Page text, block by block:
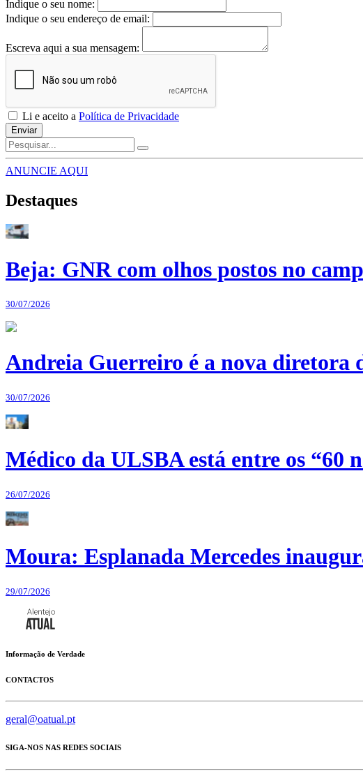
Indique o seu nome:
Indique o seu endereço de email:
Escreva aqui a sua mensagem:
Li e aceito a Política de Privacidade
Enviar
ANUNCIE AQUI
Destaques
Beja: GNR com olhos postos no
30/07/2026
Andreia Guerreiro é a nova diretora
30/07/2026
Médico da ULSBA está entre os “60
26/07/2026
Moura: Esplanada Mercedes
29/07/2026
Informação de Verdade
CONTACTOS
geral@oatual.pt
SIGA-NOS NAS REDES SOCIAIS